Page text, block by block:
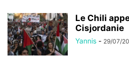
Le Chili
Cisjordanie
Yannis - 29/07/